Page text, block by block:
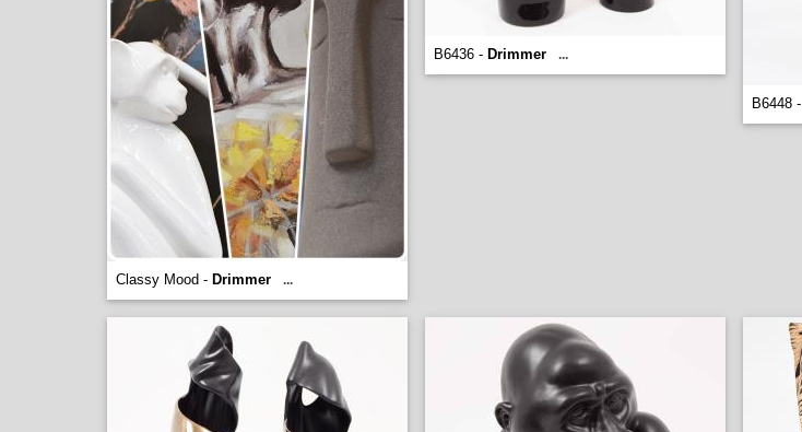
Classy Mood - Drimmer ...
B6436 - Drimmer ...
B6448 -